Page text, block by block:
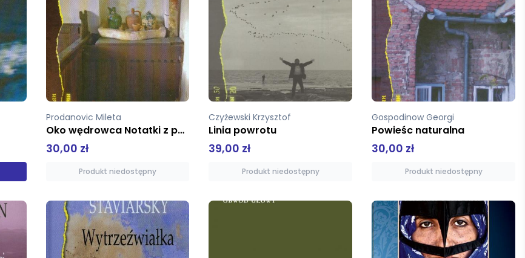
Prodanovic Mileta
Oko wędrowca Notatki z podróży
30,00 zł
Produkt niedostępny
Czyżewski Krzysztof
Linia powrotu
39,00 zł
Produkt niedostępny
Gospodinow Georgi
Powieśc naturalna
30,00 zł
Produkt niedostępny